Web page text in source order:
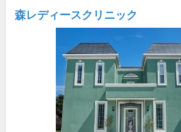
森レディースクリニック